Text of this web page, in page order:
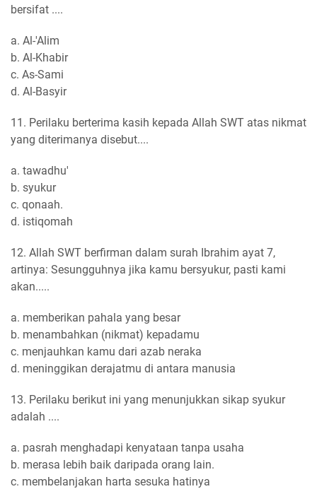
bersifat ....
a. Al-'Alim
b. Al-Khabir
c. As-Sami
d. Al-Basyir
11. Perilaku berterima kasih kepada Allah SWT atas nikmat
yang diterimanya disebut....
a. tawadhu'
b. syukur
c. qonaah.
d. istiqomah
12. Allah SWT berfirman dalam surah Ibrahim ayat 7,
artinya: Sesungguhnya jika kamu bersyukur, pasti kami
akan.....
a. memberikan pahala yang besar
b. menambahkan (nikmat) kepadamu
c. menjauhkan kamu dari azab neraka
d. meninggikan derajatmu di antara manusia
13. Perilaku berikut ini yang menunjukkan sikap syukur
adalah ....
a. pasrah menghadapi kenyataan tanpa usaha
b. merasa lebih baik daripada orang lain.
c. membelanjakan harta sesuka hatinya